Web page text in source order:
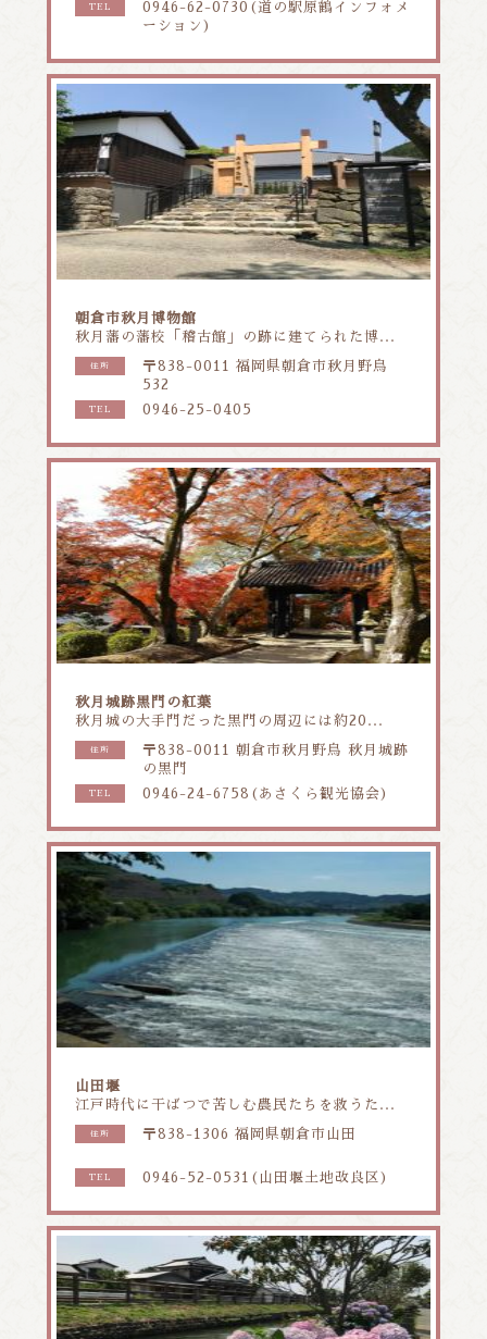
TEL
0946-62-0730(道の駅原鶴インフォメ
ーション)
朝倉市秋月博物館
秋月藩の藩校「稽古館」の跡に建てられた博...
住所
〒838-0011 福岡県朝倉市秋月野鳥
532
TEL 0946-25-0405
秋月城跡黒門の紅葉
秋月城の大手門だった黒門の周辺には約20...
住所
〒838-0011 朝倉市秋月野鳥 秋月城跡
の黒門
TEL 0946-24-6758(あさくら観光協会)
山田堰
江戸時代に干ばつで苦しむ農民たちを救うた...
住所 〒838-1306 福岡県朝倉市山田
TEL 0946-52-0531(山田堰土地改良区)